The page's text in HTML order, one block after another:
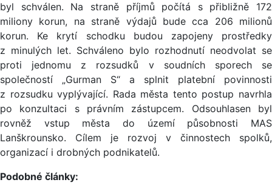
byl schválen. Na straně příjmů počítá s přibližně 172
miliony korun, na straně výdajů bude cca 206 milionů
korun. Ke krytí schodku budou zapojeny prostředky
z minulých let. Schváleno bylo rozhodnutí neodvolat se
proti jednomu z rozsudků v soudních sporech se
společností „Gurman S“ a splnit platební povinnosti
z rozsudku vyplývající. Rada města tento postup navrhla
po konzultaci s právním zástupcem. Odsouhlasen byl
rovněž vstup města do území působnosti MAS
Lanškrounsko. Cílem je rozvoj v činnostech spolků,
organizací i drobných podnikatelů.
Podobné články: